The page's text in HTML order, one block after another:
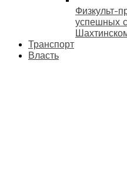
Физкульт-
успешных
Транспорт
Власть